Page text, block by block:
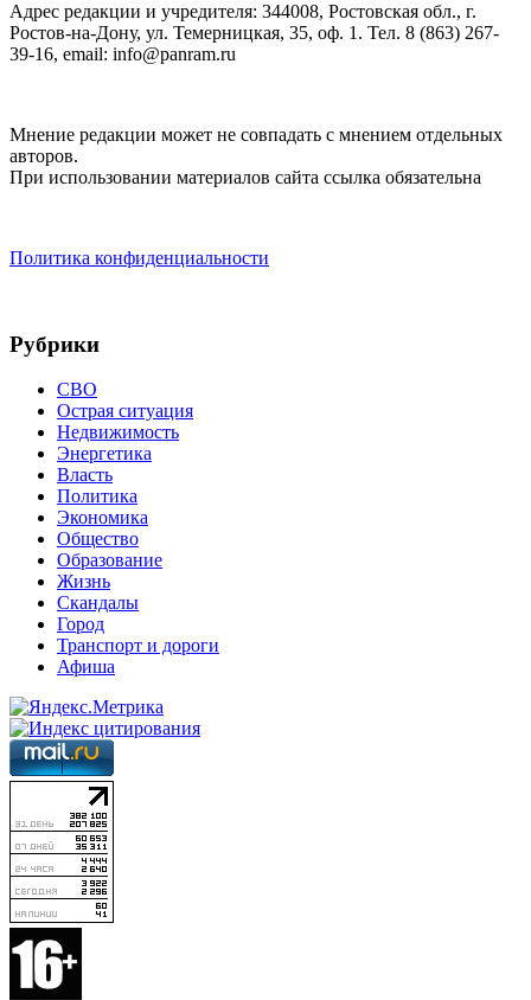
Адрес редакции и учредителя: 344008, Ростовская обл., г.
Ростов-на-Дону, ул. Темерницкая, 35, оф. 1. Тел. 8 (863) 267-
39-16, email: info@panram.ru
Мнение редакции может не совпадать с мнением отдельных
авторов.
При использовании материалов сайта ссылка обязательна
Политика конфиденциальности
Рубрики
СВО
Острая ситуация
Недвижимость
Энергетика
Власть
Политика
Экономика
Общество
Образование
Жизнь
Скандалы
Город
Транспорт и дороги
Афиша